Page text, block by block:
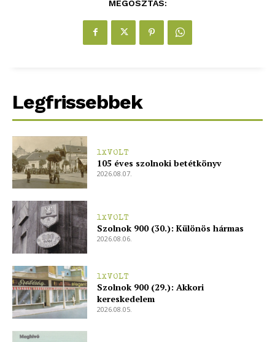
MEGOSZTÁS:
Legfrissebbek
1XVOLT
105 éves szolnoki betétkönyv
2026.08.07.
1XVOLT
Szolnok 900 (30.): Különös hármas
2026.08.06.
1XVOLT
Szolnok 900 (29.): Akkori
kereskedelem
2026.08.05.